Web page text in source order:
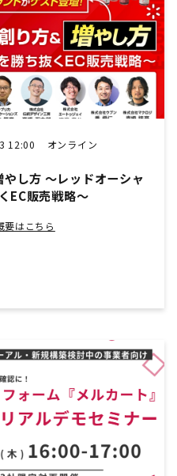
12:00 オンライン
し方 ～レッドオーシャ
EC販売戦略～
要はこちら